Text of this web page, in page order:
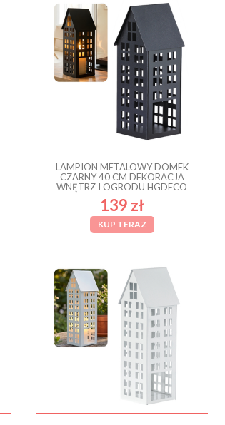
LAMPION METALOWY DOMEK
CZARNY 40 CM DEKORACJA
WNĘTRZ I OGRODU HGDECO
139 zł
KUP TERAZ